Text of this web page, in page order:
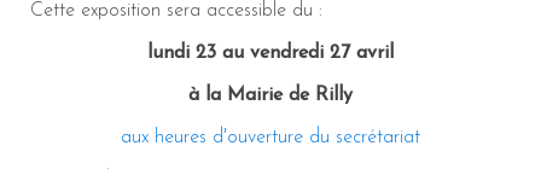
Cette exposition sera accessible du :
lundi 23 au vendredi 27 avril
à la Mairie de Rilly
aux heures d'ouverture du secrétariat